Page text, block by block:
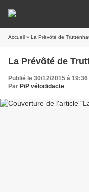
Accueil » La Prévôté de
La Prévôté de
Publié le 30/12/2015 à 19:36
Par PiP vélodidacte